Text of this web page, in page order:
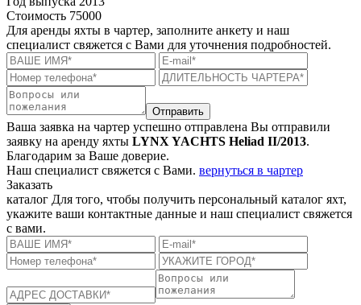
Стоимость 75000
Для аренды яхты в чартер, заполните анкету и наш
специалист свяжется с Вами для уточнения подробностей.
Отправить
Ваша заявка на чартер успешно отправлена Вы отправили
заявку на аренду яхты LYNX YACHTS Heliad II/2013.
Благодарим за Ваше доверие.
Наш специалист свяжется с Вами. вернуться в чартер
Заказать
каталог Для того, чтобы получить персональный каталог яхт,
укажите ваши контактные данные и наш специалист свяжется
с вами.